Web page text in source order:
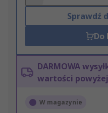
Sprawdź
Do
DARMOWA
wartości powyżej
W magazynie